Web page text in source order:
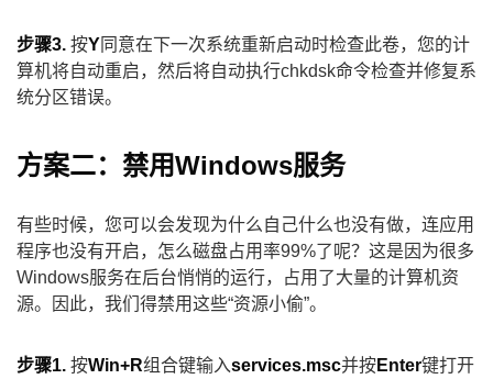
步骤3. 按Y同意在下一次系统重新启动时检查此卷，您的计
算机将自动重启，然后将自动执行chkdsk命令检查并修复系
统分区错误。
方案二：禁用Windows服务
有些时候，您可以会发现为什么自己什么也没有做，连应用
程序也没有开启，怎么磁盘占用率99%了呢？这是因为很多
Windows服务在后台悄悄的运行，占用了大量的计算机资
源。因此，我们得禁用这些“资源小偷”。
步骤1. 按Win+R组合键输入services.msc并按Enter键打开